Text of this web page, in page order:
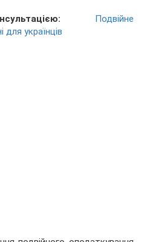
Подвійне
для українців